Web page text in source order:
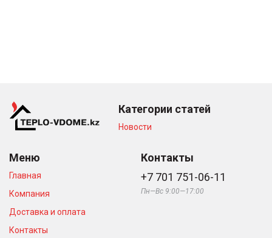
Категории статей
Новости
Меню
Главная
Компания
Доставка и оплата
Контакты
Контакты
+7 701 751-06-11
Пн—Вс 9:00—17:00